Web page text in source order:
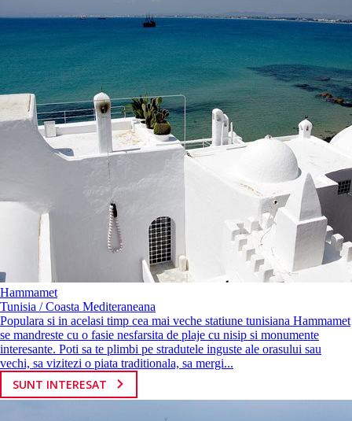
Hammamet
Tunisia / Coasta Mediteraneana
Populara si in acelasi timp cea mai veche statiune tunisiana Hammamet
se mandreste cu o fasie nesfarsita de plaje cu nisip si monumente
interesante. Poti sa te plimbi pe stradutele inguste ale orasului sau
vechi, sa vizitezi o piata traditionala, sa mergi...
SUNT INTERESAT